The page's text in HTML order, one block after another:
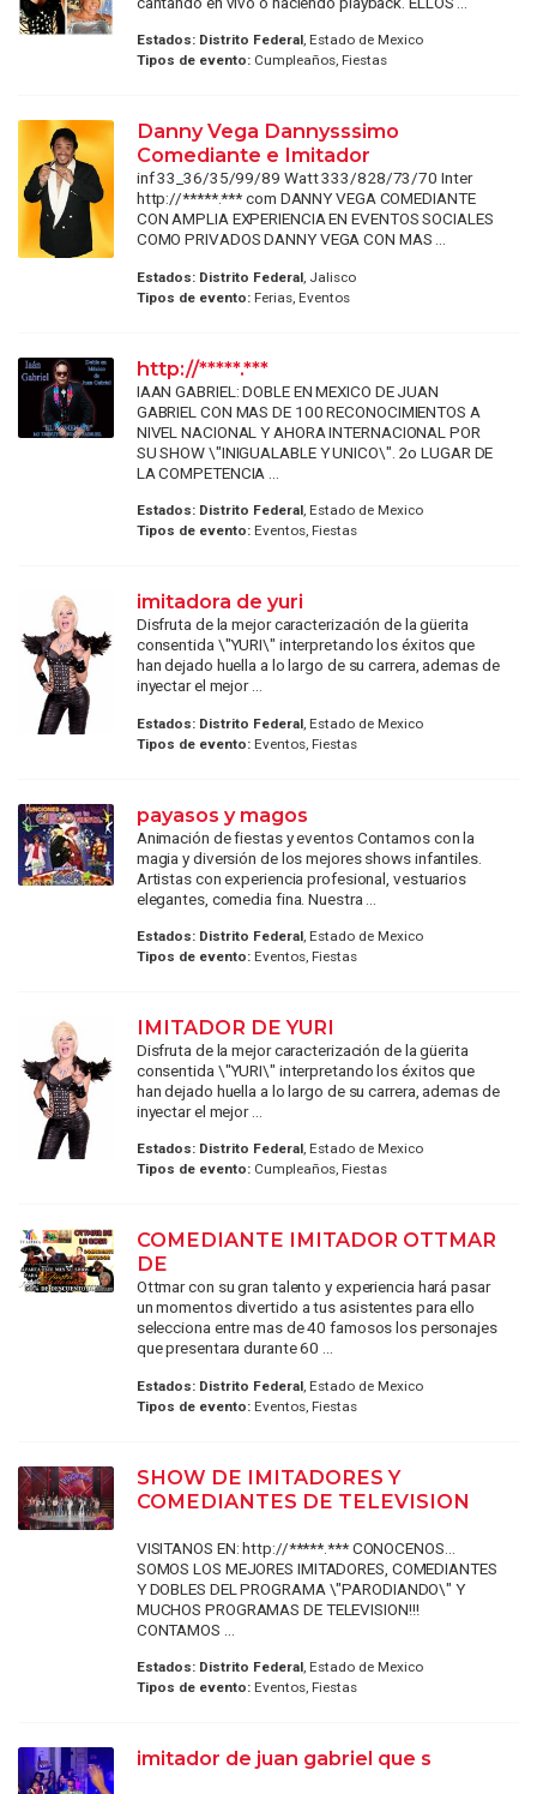
Estados: Distrito Federal, Estado de Mexico
Tipos de evento:Cumpleaños, Fiestas
Danny Vega Dannysssimo
Comediante e Imitador
inf 33_36/35/99/89 Watt 333/828/73/70 Inter
http://*****.*** com DANNY VEGA COMEDIANTE
CON AMPLIA EXPERIENCIA EN EVENTOS SOCIALES
COMO PRIVADOS DANNY VEGA CON MAS ...
Estados: Distrito Federal, Jalisco
Tipos de evento:Ferias, Eventos
http://*****.***
IAAN GABRIEL: DOBLE EN MEXICO DE JUAN
GABRIEL CON MAS DE 100 RECONOCIMIENTOS A
NIVEL NACIONAL Y AHORA INTERNACIONAL POR
SU SHOW \"INIGUALABLE Y UNICO\". 2o LUGAR DE
LA COMPETENCIA ...
Estados: Distrito Federal, Estado de Mexico
Tipos de evento:Eventos, Fiestas
imitadora de yuri
Disfruta de la mejor caracterización de la güerita
consentida \"YURI\" interpretando los éxitos que
han dejado huella a lo largo de su carrera, ​ademas de
inyectar el mejor ...
Estados: Distrito Federal, Estado de Mexico
Tipos de evento:Eventos, Fiestas
payasos y magos
Animación de fiestas y eventos Contamos con la
magia y diversión de los mejores shows infantiles.
Artistas con experiencia profesional, vestuarios
elegantes, comedia fina. Nuestra ...
Estados: Distrito Federal, Estado de Mexico
Tipos de evento:Eventos, Fiestas
IMITADOR DE YURI
Disfruta de la mejor caracterización de la güerita
consentida \"YURI\" interpretando los éxitos que
han dejado huella a lo largo de su carrera, ​ademas de
inyectar el mejor ...
Estados: Distrito Federal, Estado de Mexico
Tipos de evento:Cumpleaños, Fiestas
COMEDIANTE IMITADOR OTTMAR
DE
Ottmar con su gran talento y experiencia hará pasar
un momentos divertido a tus asistentes para ello
selecciona entre mas de 40 famosos los personajes
que presentara durante 60 ...
Estados: Distrito Federal, Estado de Mexico
Tipos de evento:Eventos, Fiestas
SHOW DE IMITADORES Y
COMEDIANTES DE TELEVISION
VISITANOS EN: http://*****.*** CONOCENOS...
SOMOS LOS MEJORES IMITADORES, COMEDIANTES
Y DOBLES DEL PROGRAMA \"PARODIANDO\" Y
MUCHOS PROGRAMAS DE TELEVISION!!!
CONTAMOS ...
Estados: Distrito Federal, Estado de Mexico
Tipos de evento:Eventos, Fiestas
imitador de juan gabriel que s